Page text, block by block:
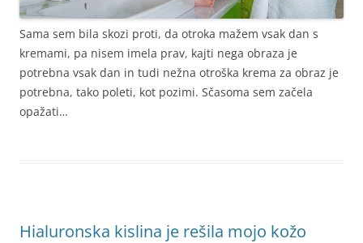
Sama sem bila skozi proti, da otroka mažem vsak dan s
kremami, pa nisem imela prav, kajti nega obraza je
potrebna vsak dan in tudi nežna otroška krema za obraz je
potrebna, tako poleti, kot pozimi. Sčasoma sem začela
opažati…
Hialuronska kislina je rešila mojo kožo